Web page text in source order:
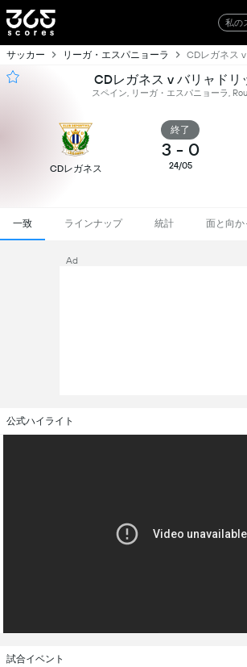
私の
サッカー リーガ・エスパニョーラ CDレガネス
CDレガネス v バリャドリ
スペイン, リーガ・エスパニョーラ,
CDレガネス
終了
3 - 0
24/05
一致 ラインナップ 統計 面と向か
Ad
公式ハイライト
試合イベント